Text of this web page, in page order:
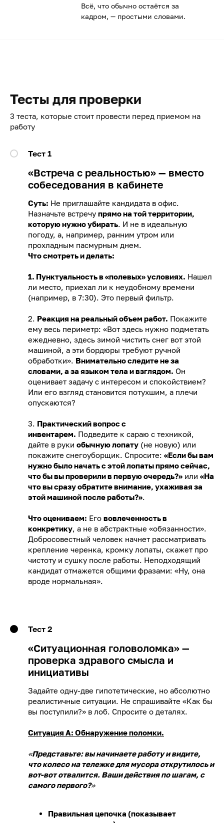
Всё, что обычно остаётся за
кадром, — простыми словами.
Тесты для проверки
3 теста, которые стоит провести перед приемом на
работу
Тест 1
«Встреча с реальностью» — вместо
собеседования в кабинете
Суть: Не приглашайте кандидата в офис.
Назначьте встречу прямо на той территории,
которую нужно убирать. И не в идеальную
погоду, а, например, ранним утром или
прохладным пасмурным днем.
Что смотреть и делать:
1. Пунктуальность в «полевых» условиях. Нашел
ли место, приехал ли к неудобному времени
(например, в 7:30). Это первый фильтр.
2. Реакция на реальный объем работ. Покажите
ему весь периметр: «Вот здесь нужно подметать
ежедневно, здесь зимой чистить снег вот этой
машиной, а эти бордюры требуют ручной
обработки». Внимательно следите не за
словами, а за языком тела и взглядом. Он
оценивает задачу с интересом и спокойствием?
Или его взгляд становится потухшим, а плечи
опускаются?
3. Практический вопрос с
инвентарем. Подведите к сараю с техникой,
дайте в руки обычную лопату (не новую) или
покажите снегоуборщик. Спросите: «Если бы вам
нужно было начать с этой лопаты прямо сейчас,
что бы вы проверили в первую очередь?» или «На
что вы сразу обратите внимание, ухаживая за
этой машиной после работы?».
Что оцениваем: Его вовлеченность в
конкретику, а не в абстрактные «обязанности».
Добросовестный человек начнет рассматривать
крепление черенка, кромку лопаты, скажет про
чистоту и сушку после работы. Неподходящий
кандидат отмажется общими фразами: «Ну, она
вроде нормальная».
Тест 2
«Ситуационная головоломка» —
проверка здравого смысла и
инициативы
Задайте одну-две гипотетические, но абсолютно
реалистичные ситуации. Не спрашивайте «Как бы
вы поступили?» в лоб. Спросите о деталях.
Ситуация А: Обнаружение поломки.
«Представьте: вы начинаете работу и видите,
что колесо на тележке для мусора открутилось и
вот-вот отвалится. Ваши действия по шагам, с
самого первого?»
Правильная цепочка (показывает